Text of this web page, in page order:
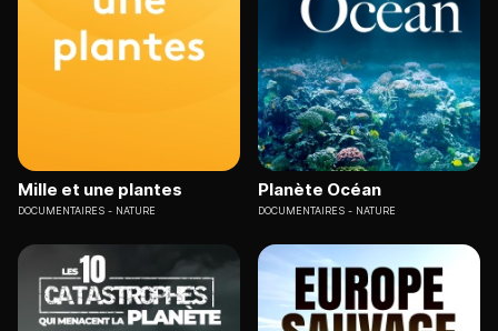
Mille et une plantes
DOCUMENTAIRES NATURE
Planète Océan
DOCUMENTAIRES NATURE